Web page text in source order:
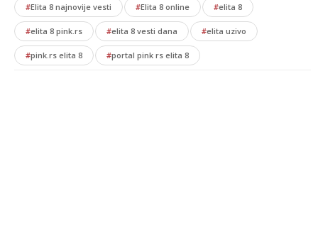
#Elita 8 najnovije vesti #Elita 8 online #elita 8
#elita 8 pink.rs #elita 8 vesti dana #elita uzivo
#pink.rs elita 8 #portal pink rs elita 8